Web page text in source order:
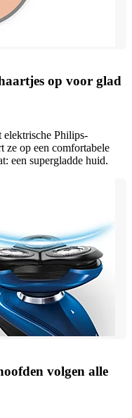
op voor glad
elektrische Philips-
ze op een comfortabele
een supergladde huid.
volgen alle